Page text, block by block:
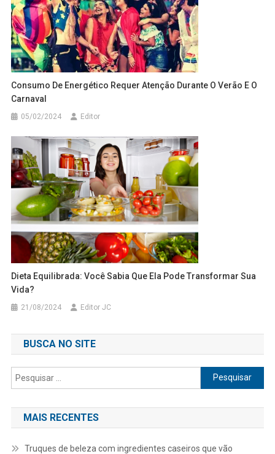
Consumo De Energético Requer Atenção Durante O Verão E O
Carnaval
05/02/2024 Editor
Dieta Equilibrada: Você Sabia Que Ela Pode Transformar Sua
Vida?
21/08/2024 Editor JC
BUSCA NO SITE
Pesquisar
por:
MAIS RECENTES
Truques de beleza com ingredientes caseiros que vão